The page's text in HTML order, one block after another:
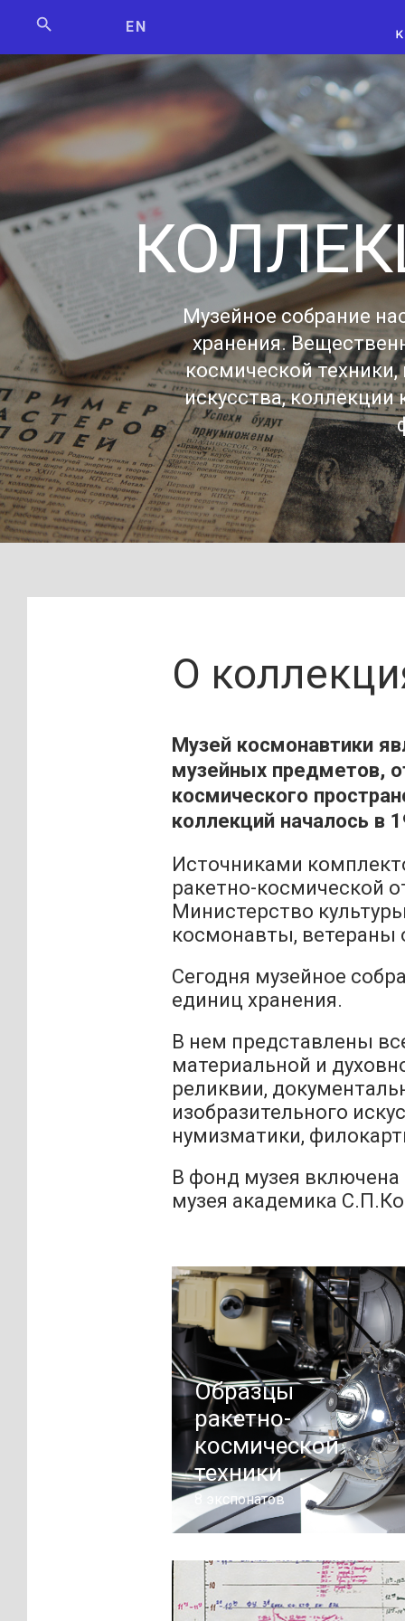
EN
Музейное собрание
хранения.
космической
искусства,
О
Музей космонавтики
музейных предметов,
космического
коллекций началось в
Источниками
ракетно-космической
Министерство
космонавты, ветераны
Сегодня музейное
единиц хранения.
В нем представлены
материальной и
реликвии,
изобразительного
нумизматики,
В фонд музея
музея академика
Образцы
ракетно-
космической
техники
8 экспонатов